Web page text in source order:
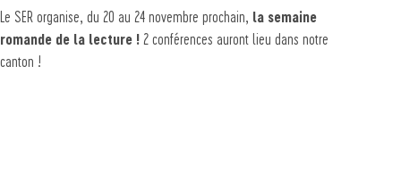
Le SER organise, du 20 au 24 novembre prochain, la semaine
romande de la lecture ! 2 conférences auront lieu dans notre
canton !